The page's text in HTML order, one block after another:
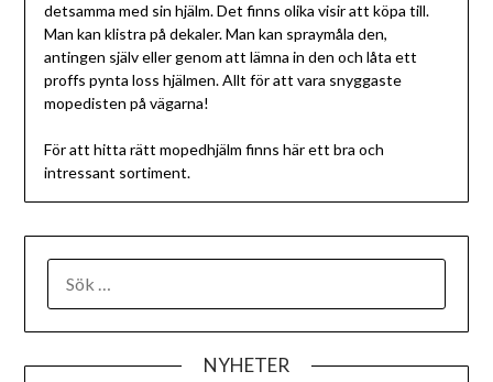
detsamma med sin hjälm. Det finns olika visir att köpa till.
Man kan klistra på dekaler. Man kan spraymåla den,
antingen själv eller genom att lämna in den och låta ett
proffs pynta loss hjälmen. Allt för att vara snyggaste
mopedisten på vägarna!
För att hitta rätt mopedhjälm finns här ett bra och
intressant sortiment.
EFTER:
NYHETER